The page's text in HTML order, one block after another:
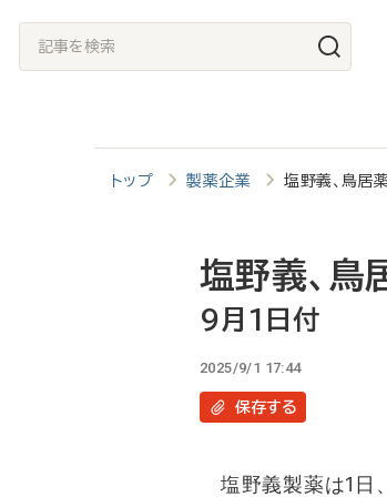
記
事
トップ 製薬企業 塩野義、鳥
塩野義、鳥
9月1日付
2025/9/1 17:44
保存する
塩野義製薬は1日